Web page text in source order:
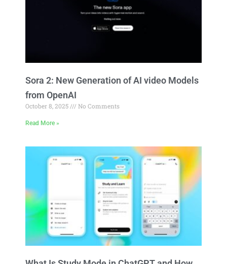
Sora 2: New Generation of AI video Models
from OpenAI
October 8, 2025 No Comments
Read More »